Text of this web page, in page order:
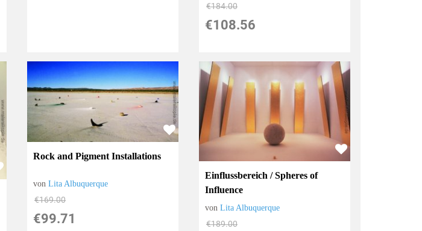
€184.00
€108.56
Rock and Pigment Installations
vonLita Albuquerque
€169.00
€99.71
Einflussbereich / Spheres of
Influence
vonLita Albuquerque
€189.00